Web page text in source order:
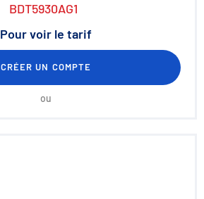
BDT5930AG1
Pour voir le tarif
CRÉER UN COMPTE
ou